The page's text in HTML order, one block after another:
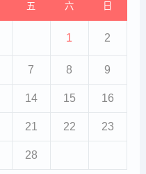
五 六 日
1 2
7 8 9
14 15 16
21 22 23
28